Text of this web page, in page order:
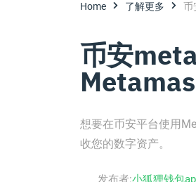
Home 了解更多 币
币安
想要在币安平台使用
收您的数字资产。
发布者:小狐狸钱包